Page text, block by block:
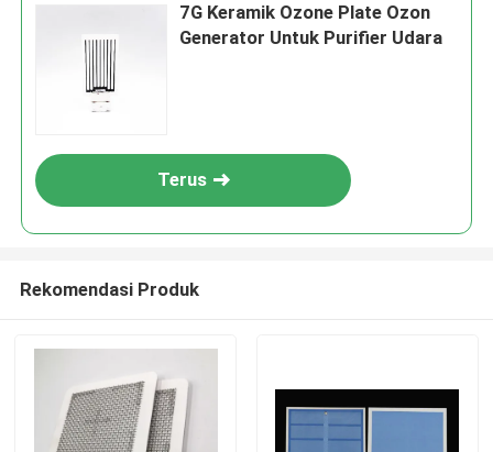
7G Keramik Ozone Plate Ozon
Generator Untuk Purifier Udara
Terus
Rekomendasi Produk